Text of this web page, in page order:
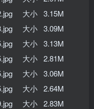
大小 3.15M
大小 3.09M
大小 3.13M
大小 2.81M
大小 3.06M
大小 2.64M
大小 2.83M